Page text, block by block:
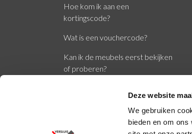
Deze website
We gebruiken
bieden en om
Hoe kom ik aan een
kortingscode?
Wat is een vouchercode?
Kan ik de meubels eerst bekijken
of proberen?